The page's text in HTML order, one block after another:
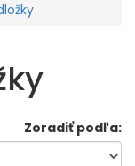
Zoradiť podľa: